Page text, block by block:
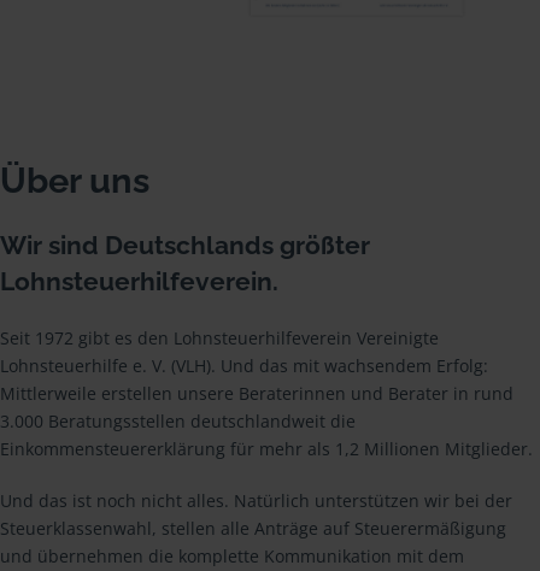
Über uns
Wir sind Deutschlands größter
Lohnsteuerhilfeverein.
Seit 1972 gibt es den Lohnsteuerhilfeverein Vereinigte
Lohnsteuerhilfe e. V. (VLH). Und das mit wachsendem Erfolg:
Mittlerweile erstellen unsere Beraterinnen und Berater in rund
3.000 Beratungsstellen deutschlandweit die
Einkommensteuererklärung für mehr als 1,2 Millionen Mitglieder.
Und das ist noch nicht alles. Natürlich unterstützen wir bei der
Steuerklassenwahl, stellen alle Anträge auf Steuerermäßigung
und übernehmen die komplette Kommunikation mit dem